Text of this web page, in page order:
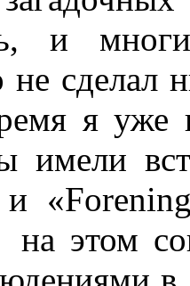
и
сделал
я уже
и
на этом